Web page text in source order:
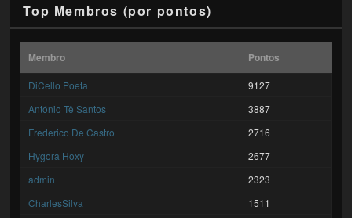
Top Membros (por pontos)
Membro Pontos
DiCello Poeta
9127
António Tê Santos
3887
Frederico De Castro
2716
Hygora Hoxy
2677
admin
2323
CharlesSilva
1511